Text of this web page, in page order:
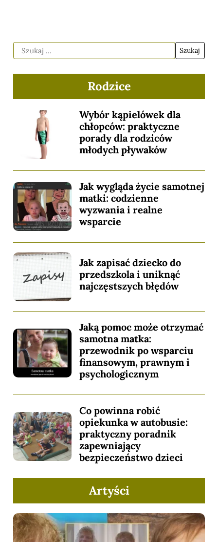
Rodzice
Wybór kąpielówek dla
chłopców: praktyczne
porady dla rodziców
młodych pływaków
Jak wygląda życie samotnej
matki: codzienne
wyzwania i realne
wsparcie
Jak zapisać dziecko do
przedszkola i uniknąć
najczęstszych błędów
Jaką pomoc może otrzymać
samotna matka:
przewodnik po wsparciu
finansowym, prawnym i
psychologicznym
Co powinna robić
opiekunka w autobusie:
praktyczny poradnik
zapewniający
bezpieczeństwo dzieci
Artyści